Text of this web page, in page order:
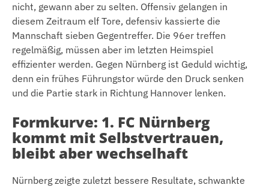
nicht, gewann aber zu selten. Offensiv gelangen in
diesem Zeitraum elf Tore, defensiv kassierte die
Mannschaft sieben Gegentreffer. Die 96er treffen
regelmäßig, müssen aber im letzten Heimspiel
effizienter werden. Gegen Nürnberg ist Geduld wichtig,
denn ein frühes Führungstor würde den Druck senken
und die Partie stark in Richtung Hannover lenken.
Formkurve: 1. FC Nürnberg
kommt mit Selbstvertrauen,
bleibt aber wechselhaft
Nürnberg zeigte zuletzt bessere Resultate, schwankte